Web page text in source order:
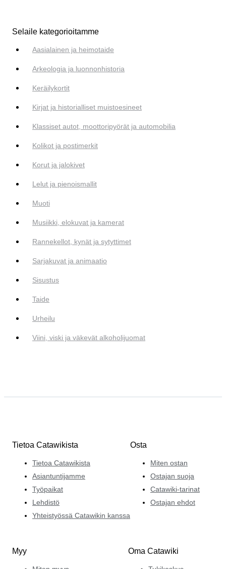
Selaile kategorioitamme
Aasialainen ja heimotaide
Arkeologia ja luonnonhistoria
Keräilykortit
Kirjat ja historialliset muistoesineet
Klassiset autot, moottoripyörät ja automobilia
Kolikot ja postimerkit
Korut ja jalokivet
Lelut ja pienoismallit
Muoti
Musiikki, elokuvat ja kamerat
Rannekellot, kynät ja sytyttimet
Sarjakuvat ja animaatio
Sisustus
Taide
Urheilu
Viini, viski ja väkevät alkoholijuomat
Tietoa Catawikista
Tietoa Catawikista
Asiantuntijamme
Työpaikat
Lehdistö
Yhteistyössä Catawikin kanssa
Osta
Miten ostan
Ostajan suoja
Catawiki-tarinat
Ostajan ehdot
Myy Oma Catawiki